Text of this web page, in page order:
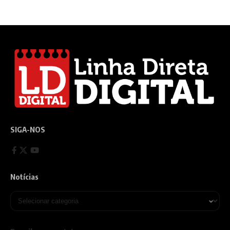
SIGA-NOS
Notícias